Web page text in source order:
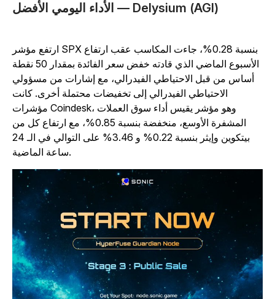
الأداء اليومي الأفضل — Delysium (AGI)
ارتفع مؤشر SPX بنسبة 0.28%، جاءت المكاسب عقب ارتفاع
الأسبوع الماضي الذي قادته خفض سعر الفائدة بمقدار 50 نقطة
أساس من قبل الاحتياطي الفيدرالي، مع إشارات من مسؤولي
الاحتياطي الفيدرالي إلى تخفيضات محتملة أخرى. كانت
مؤشرات Coindesk، وهو مؤشر يقيس أداء سوق العملات
المشفرة الأوسع، منخفضة بنسبة 0.85%، مع ارتفاع كل من
بيتكوين وإيثر بنسبة 0.22% و 3.46% على التوالي في الـ 24